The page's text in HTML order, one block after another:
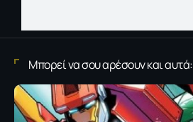
Μπορεί να σου αρέσουν και αυτά: